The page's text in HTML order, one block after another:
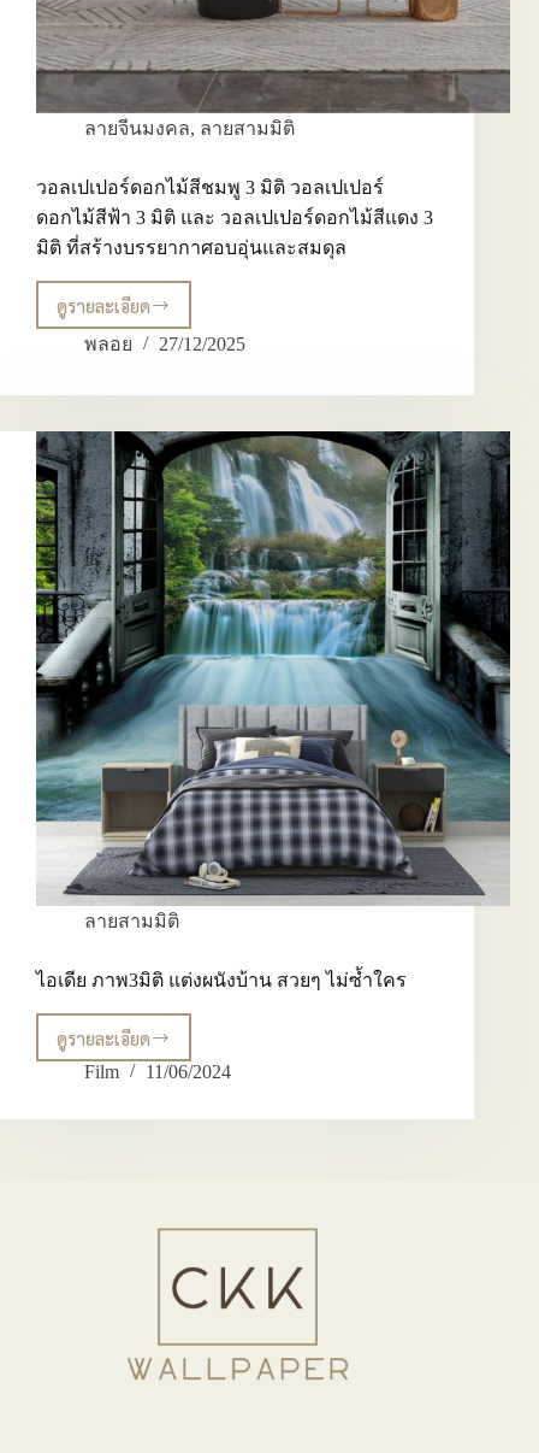
สมดุล
ของ
พื้นที่
ลายจีนมงคล, ลายสามมิติ
วอลเปเปอร์ดอกไม้สีชมพู 3 มิติ วอลเปเปอร์
ดอกไม้สีฟ้า 3 มิติ และ วอลเปเปอร์ดอกไม้สีแดง 3
มิติ ที่สร้างบรรยากาศอบอุ่นและสมดุล
ดูรายละเอียดวอลเปเปอร์
ดอกไม้
วอลเปเปอร์
ดอกไม้
สี
ฟ้า
มิติ
และ
วอลเปเปอร์
ดอกไม้
แดง
3
มิติ
ที่
สร้าง
บรรยากาศ
อบอุ่น
สมดุล
พลอย 27/12/2025
ลายสามมิติ
ไอเดีย ภาพ3มิติ แต่งผนังบ้าน สวยๆ ไม่ซ้ำใคร
ดูรายละเอียด
ไอ
เดีย
แต่ง
Film 11/06/2024